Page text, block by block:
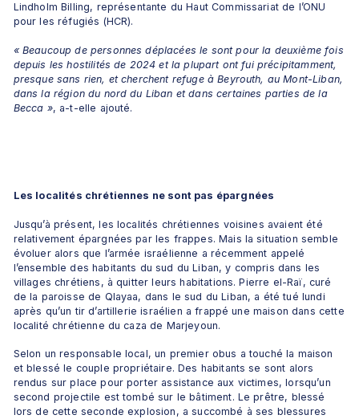
Lindholm Billing, représentante du Haut Commissariat de l’ONU
pour les réfugiés (HCR).
« Beaucoup de personnes déplacées le sont pour la deuxième fois
depuis les hostilités de 2024 et la plupart ont fui précipitamment,
presque sans rien, et cherchent refuge à Beyrouth, au Mont-Liban,
dans la région du nord du Liban et dans certaines parties de la
Becca », a-t-elle ajouté.
Les localités chrétiennes ne sont pas épargnées
Jusqu’à présent, les localités chrétiennes voisines avaient été
relativement épargnées par les frappes. Mais la situation semble
évoluer alors que l’armée israélienne a récemment appelé
l’ensemble des habitants du sud du Liban, y compris dans les
villages chrétiens, à quitter leurs habitations. Pierre el-Raï, curé
de la paroisse de Qlayaa, dans le sud du Liban, a été tué lundi
après qu’un tir d’artillerie israélien a frappé une maison dans cette
localité chrétienne du caza de Marjeyoun.
Selon un responsable local, un premier obus a touché la maison
et blessé le couple propriétaire. Des habitants se sont alors
rendus sur place pour porter assistance aux victimes, lorsqu’un
second projectile est tombé sur le bâtiment. Le prêtre, blessé
lors de cette seconde explosion, a succombé à ses blessures